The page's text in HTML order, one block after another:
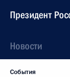
Президент
Новости
События